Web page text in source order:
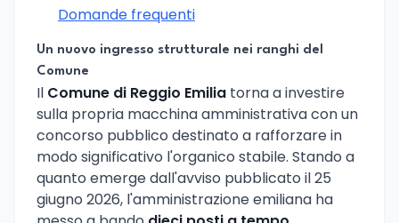
Domande frequenti
Un nuovo ingresso strutturale nei ranghi del
Comune
Il Comune di Reggio Emilia torna a investire
sulla propria macchina amministrativa con un
concorso pubblico destinato a rafforzare in
modo significativo l'organico stabile. Stando a
quanto emerge dall'avviso pubblicato il 25
giugno 2026, l'amministrazione emiliana ha